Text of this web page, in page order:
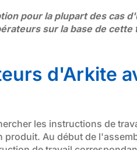
pour la plupart des cas
sur la base de cette
d'Arkite
les instructions de
Au début de